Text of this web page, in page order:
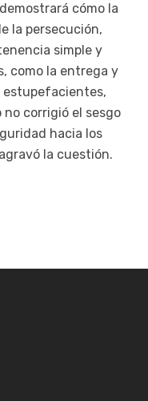
cómo la
la persecución,
simple y
como la entrega y
estupefacientes,
no corrigió el sesgo
hacia los
la cuestión.